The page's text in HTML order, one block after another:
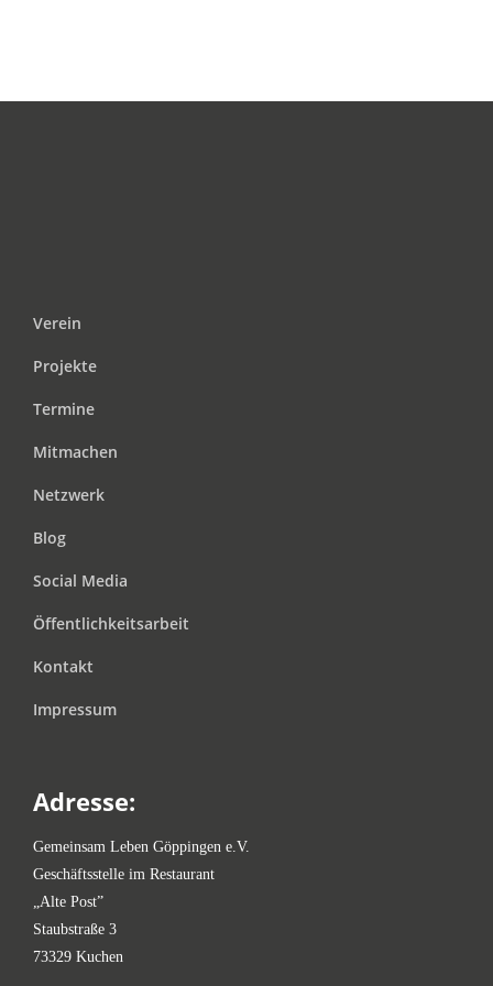
Verein
Projekte
Termine
Mitmachen
Netzwerk
Blog
Social Media
Öffentlichkeitsarbeit
Kontakt
Impressum
Adresse:
Gemeinsam Leben Göppingen e.V.
Geschäftsstelle im Restaurant
„Alte Post”
Staubstraße 3
73329 Kuchen